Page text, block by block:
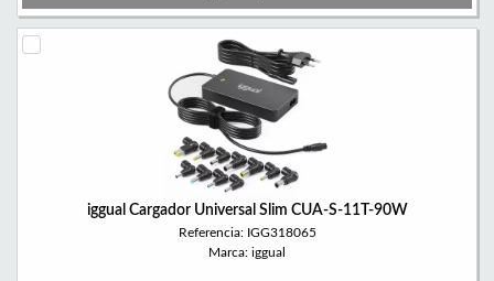
iggual Cargador Universal Slim CUA-S-11T-90W
Referencia: IGG318065
Marca: iggual